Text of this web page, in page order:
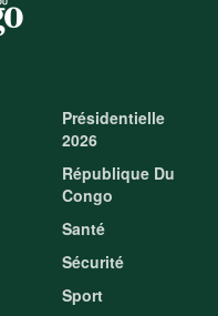
Présidentielle
2026
République Du
Congo
Santé
Sécurité
Sport